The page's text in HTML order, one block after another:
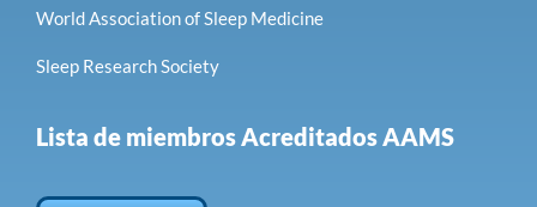
World Association of Sleep Medicine
Sleep Research Society
Lista de miembros Acreditados AAMS